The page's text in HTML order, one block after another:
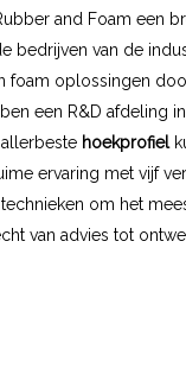
and Foam een
bedrijven van de
foam oplossingen
een R&D afdeling
hoekprofiel
ervaring met vijf
om het
van advies tot